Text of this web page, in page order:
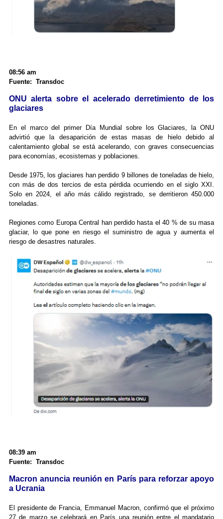
08:56 am
Fuente: Transdoc
ONU alerta sobre el acelerado derretimiento de los
glaciares
En el marco del primer Día Mundial sobre los Glaciares, la ONU
advirtió que la desaparición de estas masas de hielo debido al
calentamiento global se está acelerando, con graves consecuencias
para economías, ecosistemas y poblaciones.
Desde 1975, los glaciares han perdido 9 billones de toneladas de hielo,
con más de dos tercios de esta pérdida ocurriendo en el siglo XXI.
Solo en 2024, el año más cálido registrado, se derritieron 450.000
toneladas.
Regiones como Europa Central han perdido hasta el 40 % de su masa
glaciar, lo que pone en riesgo el suministro de agua y aumenta el
riesgo de desastres naturales.
08:39 am
Fuente: Transdoc
Macron anuncia reunión en París para reforzar apoyo
a Ucrania
El presidente de Francia, Emmanuel Macron, confirmó que el próximo
27 de marzo se celebrará en París una reunión entre el mandatario